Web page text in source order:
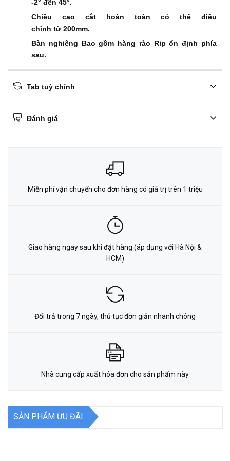
-2° đến 45°.
Chiều cao cắt hoàn toàn có thể điều
chỉnh từ 200mm.
Bàn nghiêng Bao gồm hàng rào Rip ổn định phía
sau.
Tab tuỳ chỉnh
Đánh giá
Miễn phí vận chuyển cho đơn hàng có giá trị trên 1 triệu
Giao hàng ngay sau khi đặt hàng (áp dụng với Hà Nội &
HCM)
Đổi trả trong 7 ngày, thủ tục đơn giản nhanh chóng
Nhà cung cấp xuất hóa đơn cho sản phẩm này
SẢN PHẨM ƯU ĐÃI